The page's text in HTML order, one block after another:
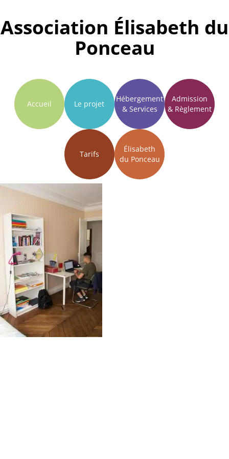
Aller au contenu
Association Élisabeth du
Ponceau
Accueil Le projet
Hébergement
& Services
Admission
& Règlement
Tarifs
Élisabeth
du Ponceau